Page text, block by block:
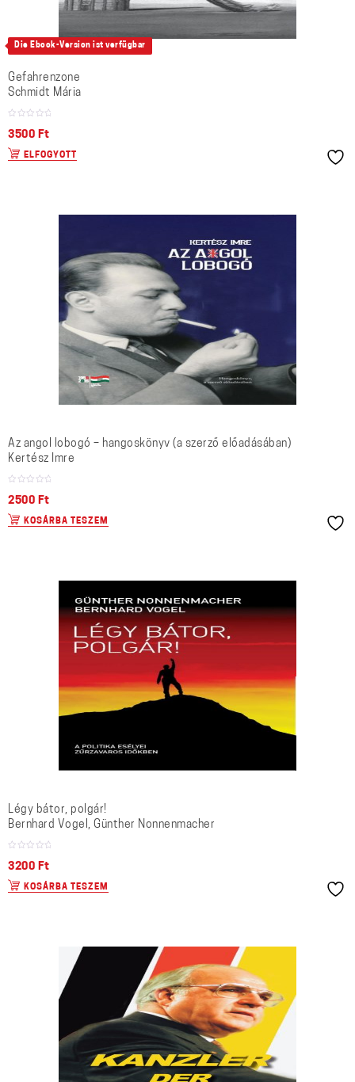
Die Ebook-Version ist verfügbar
Gefahrenzone
Schmidt Mária
3500 Ft
ELFOGYOTT
Az angol lobogó – hangoskönyv (a szerző előadásában)
Kertész Imre
2500 Ft
KOSÁRBA TESZEM
Légy bátor, polgár!
Bernhard Vogel, Günther Nonnenmacher
3200 Ft
KOSÁRBA TESZEM